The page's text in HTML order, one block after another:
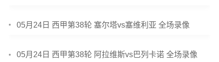
05月24日 西甲第38轮 塞尔塔vs塞维利亚 全场录像
05月24日 西甲第38轮 阿拉维斯vs巴列卡诺 全场录像